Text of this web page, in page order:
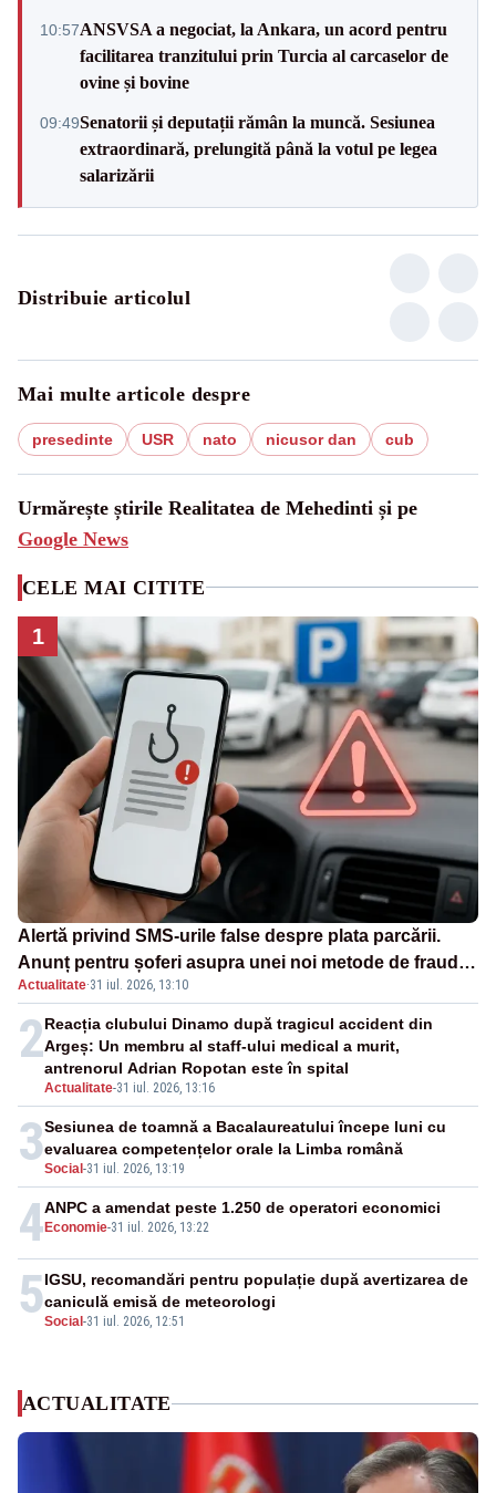
10:57ANSVSA a negociat, la Ankara, un acord pentru
facilitarea tranzitului prin Turcia al carcaselor de
ovine și bovine
09:49Senatorii și deputații rămân la muncă. Sesiunea
extraordinară, prelungită până la votul pe legea
salarizării
Distribuie articolul
Mai multe articole despre
presedinte USR nato nicusor dan cub
Urmărește știrile Realitatea de Mehedinti și pe
Google News
CELE MAI CITITE
1
Alertă privind SMS-urile false despre plata parcării.
Anunț pentru șoferi asupra unei noi metode de fraudă
online
Actualitate·31 iul. 2026, 13:10
2
Actualitate-31 iul. 2026, 13:16
Reacția clubului Dinamo după tragicul accident din
Argeș: Un membru al staff-ului medical a murit,
antrenorul Adrian Ropotan este în spital
3Social -31 iul. 2026, 13:19
Sesiunea de toamnă a Bacalaureatului începe luni cu
evaluarea competențelor orale la Limba română
4 Economie-31 iul. 2026, 13:22
ANPC a amendat peste 1.250 de operatori economici
5Social -31 iul. 2026, 12:51
IGSU, recomandări pentru populație după avertizarea de
caniculă emisă de meteorologi
ACTUALITATE